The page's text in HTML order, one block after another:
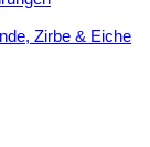
Zirbe & Eiche